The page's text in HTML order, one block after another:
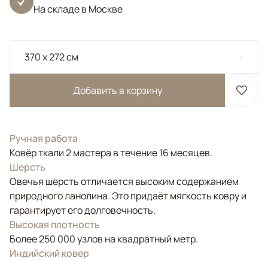
На складе в Москве
370 x 272 см
Добавить в корзину
Ручная работа
Ковёр ткали 2 мастера в течение 16 месяцев.
Шерсть
Овечья шерсть отличается высоким содержанием
природного ланолина. Это придаёт мягкость ковру и
гарантирует его долговечность.
Высокая плотность
Более 250 000 узлов на квадратный метр.
Индийский ковер